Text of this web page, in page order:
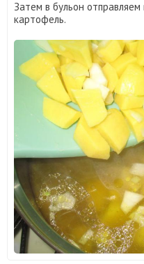
Затем в бульон
картофель.